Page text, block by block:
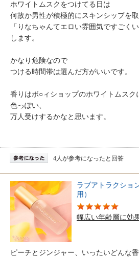
ホワイトムスクをつけてる日は
何故か男性が積極的にスキンシップを
「りなちゃんてエロい雰囲気ですごく
します。
かなり危険なので
つける時間帯は選んだ方がいいです。
香りはボ○ィショップのホワイトムスク
色っぽい、
万人受けするかなと思います。
4人が参考になったと回答
ラブアトラクショ
用）
幅広い年齢層に効
ピーチとジンジャー、いったいどんな